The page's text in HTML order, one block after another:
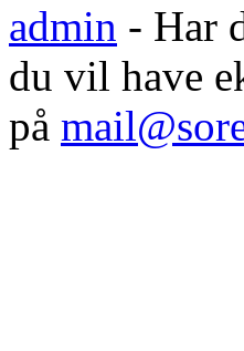
admin - Har
du vil have
på